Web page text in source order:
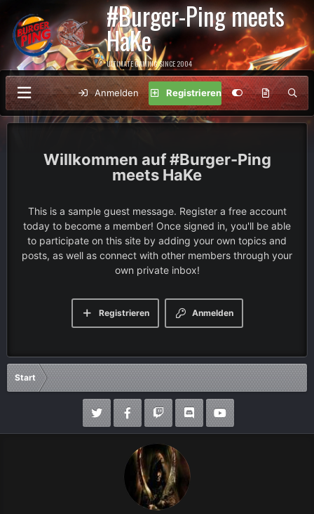
#Burger-Ping meets
HaKe
ULTIMATE GAMING SINCE 2004
Anmelden Registrieren
#Burger-Ping
meets HaKe
This is a sample guest message. Register a free account
today to become a member! Once signed in, you'll be able
to participate on this site by adding your own topics and
posts, as well as connect with other members through your
own private inbox!
Anmelden
Registrieren
Start